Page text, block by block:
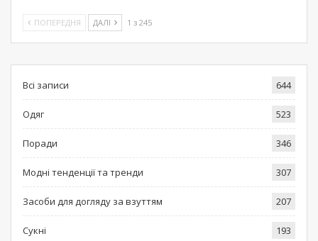
ПОПЕРЕДНЯ ДАЛІ 1 з 245
Всі записи 644
Одяг 523
Поради 346
Модні тенденції та тренди 307
Засоби для догляду за взуттям 207
Сукні 193